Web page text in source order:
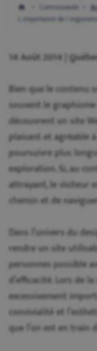
Communaute
L importance de l
14 Août 2014 |
Bien que le contenu
souvent le
découvrent un site
plaisant et agréable
poursuivre plus
exploration. Si, au
attrayant, le visiteur
chemin et de
Dans l’univers du
rendre un site
personnes possible
d’efficacité. Lors de
excessivement
convivialité et
que l’on est en train